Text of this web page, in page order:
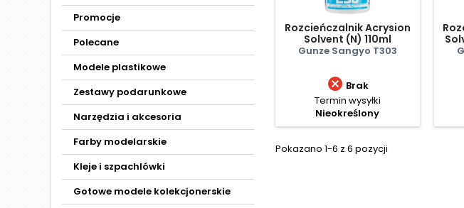
Promocje
Polecane
Modele plastikowe
Zestawy podarunkowe
Narzędzia i akcesoria
Farby modelarskie
Kleje i szpachlówki
Gotowe modele kolekcjonerskie
Rozcieńczalnik Acrysion
Solvent (N) 110ml
Gunze Sangyo T303
 Brak
Termin wysyłki
Nieokreślony
Pokazano 1-6 z 6 pozycji